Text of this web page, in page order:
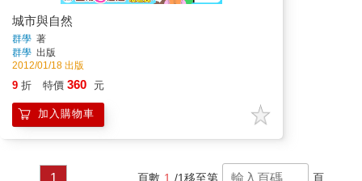
城市與自然
群學 著
群學 出版
2012/01/18 出版
9 折 特價 360 元
加入購物車
1 頁數 1 /1移至第 頁